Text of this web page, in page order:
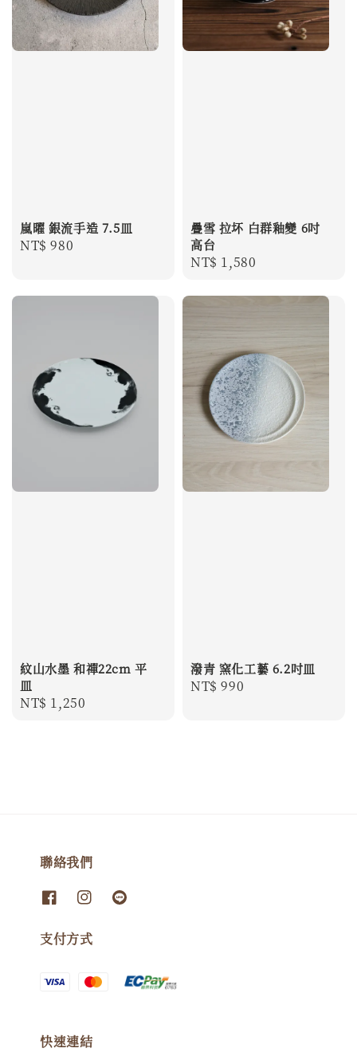
嵐曜 銀流手造 7.5皿
Regular
NT$ 980
疊雪 拉坏 白群釉變 6吋
高台
Regular
NT$ 1,580
紋山水墨 和禪22cm 平
皿
Regular
NT$ 1,250
潑青 窯化工藝 6.2吋皿
Regular
NT$ 990
聯絡我們
支付方式
快速連結